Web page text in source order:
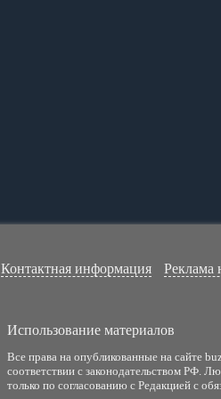
Контактная информация Реклама
Использование материалов
Все права на опубликованные на сайте
соответствии с законодательством РФ.
только по согласованию с Редакцией с